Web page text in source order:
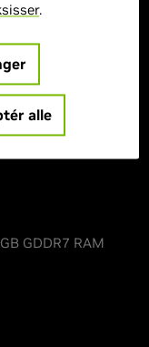
GDDR7 RAM
.
alle